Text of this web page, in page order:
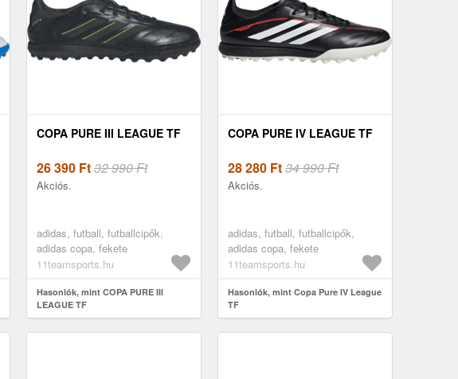
COPA PURE III LEAGUE TF
26 390 Ft32 990 Ft
Akciós.
adidas, futball, futballcipők,
adidas copa, fekete
11teamsports.hu
Hasonlók, mint COPA PURE III
LEAGUE TF
COPA PURE IV LEAGUE TF
28 280 Ft34 990 Ft
Akciós.
adidas, futball, futballcipők,
adidas copa, fekete
11teamsports.hu
Hasonlók, mint Copa Pure IV League
TF